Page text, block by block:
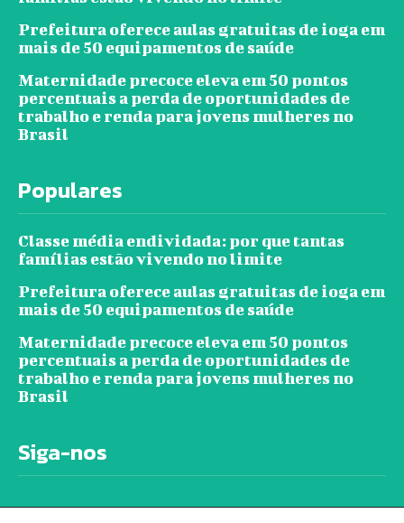
Prefeitura oferece aulas gratuitas de ioga em
mais de 50 equipamentos de saúde
Maternidade precoce eleva em 50 pontos
percentuais a perda de oportunidades de
trabalho e renda para jovens mulheres no
Brasil
Populares
Classe média endividada: por que tantas
famílias estão vivendo no limite
Prefeitura oferece aulas gratuitas de ioga em
mais de 50 equipamentos de saúde
Maternidade precoce eleva em 50 pontos
percentuais a perda de oportunidades de
trabalho e renda para jovens mulheres no
Brasil
Siga-nos